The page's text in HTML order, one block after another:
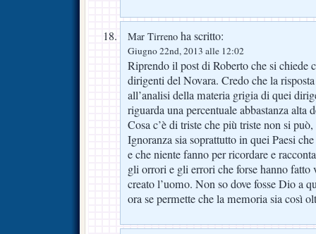
Mar Tirreno ha scritto:
Giugno 22nd, 2013 alle 12:02
Riprendo il post di Roberto che si chiede
dirigenti del Novara. Credo che la
all’analisi della materia grigia di quei
riguarda una percentuale abbastanza alta
Cosa c’è di triste che più triste non si
Ignoranza sia soprattutto in quei Paesi
e che niente fanno per ricordare e
gli orrori e gli errori che forse hanno fatto
creato l’uomo. Non so dove fosse Dio a
ora se permette che la memoria sia così